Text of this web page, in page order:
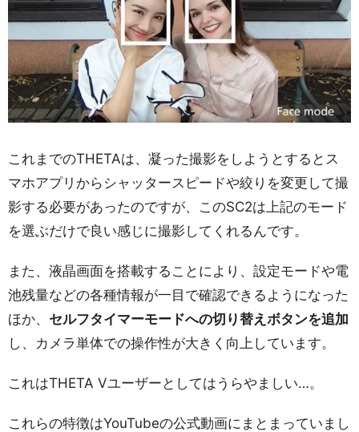
これまでのTHETAは、凝った撮影をしようとするとス
マホアプリからシャッタースピードや絞りを変更して撮
影する必要があったのですが、このSC2は上記のモード
を選ぶだけで良い感じに撮影してくれるんです。
また、液晶画面を搭載することにより、設定モードや電
池残量などの各種情報が一目で確認できるようになった
ほか、 セルフタイマーモードへの切り替えボタンを追加
し、カメラ単体での操作性が大きく向上しています。
これはTHETA Vユーザーとしてはうらやましい…。
これらの特徴はYouTubeの公式動画にまとまっていまし